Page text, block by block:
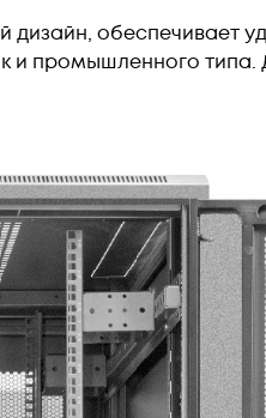
обеспечивает
и промышленного